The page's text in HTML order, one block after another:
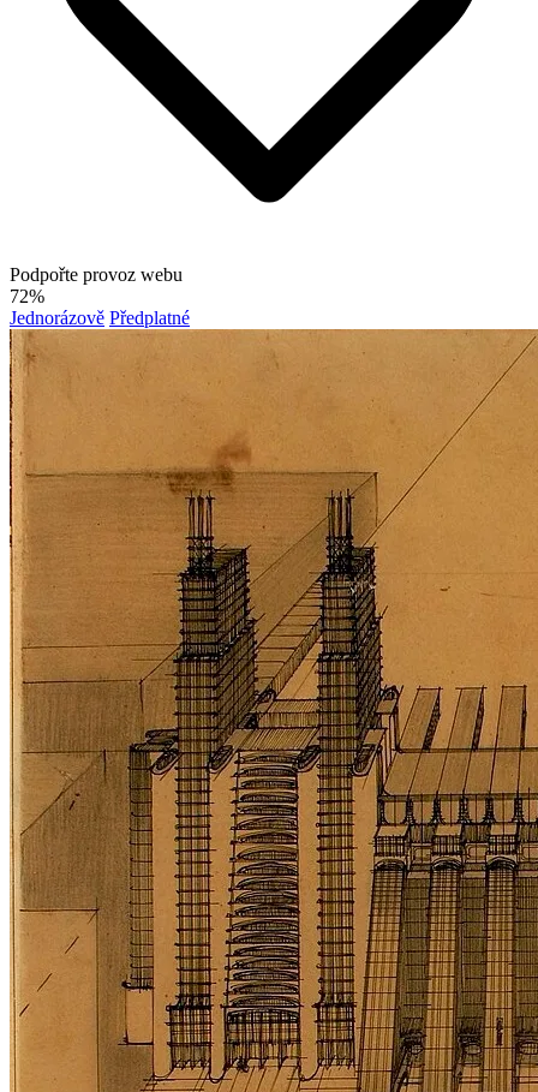
Podpořte provoz webu
72%
Jednorázově Předplatné